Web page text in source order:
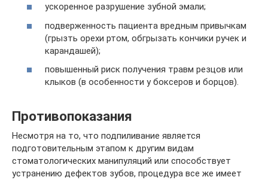
ускоренное разрушение зубной эмали;
подверженность пациента вредным привычкам
(грызть орехи ртом, обгрызать кончики ручек и
карандашей);
повышенный риск получения травм резцов или
клыков (в особенности у боксеров и борцов).
Противопоказания
Несмотря на то, что подпиливание является
подготовительным этапом к другим видам
стоматологических манипуляций или способствует
устранению дефектов зубов, процедура все же имеет